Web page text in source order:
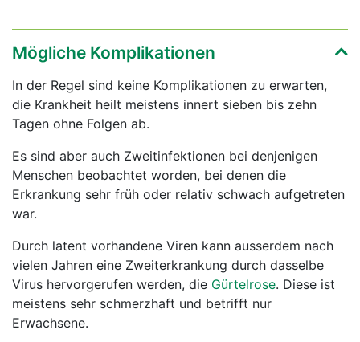
Mögliche Komplikationen
In der Regel sind keine Komplikationen zu erwarten,
die Krankheit heilt meistens innert sieben bis zehn
Tagen ohne Folgen ab.
Es sind aber auch Zweitinfektionen bei denjenigen
Menschen beobachtet worden, bei denen die
Erkrankung sehr früh oder relativ schwach aufgetreten
war.
Durch latent vorhandene Viren kann ausserdem nach
vielen Jahren eine Zweiterkrankung durch dasselbe
Virus hervorgerufen werden, die Gürtelrose. Diese ist
meistens sehr schmerzhaft und betrifft nur
Erwachsene.